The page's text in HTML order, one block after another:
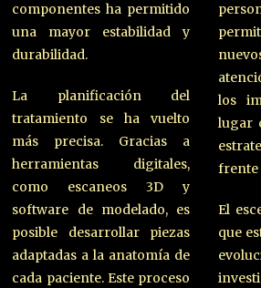
componentes ha permitido
una mayor estabilidad y
durabilidad.
La planificación del
tratamiento se ha vuelto
más precisa. Gracias a
herramientas digitales,
como escaneos 3D y
software de modelado, es
posible desarrollar piezas
adaptadas a la anatomía de
cada paciente. Este proceso
los
lugar
frente
El
que